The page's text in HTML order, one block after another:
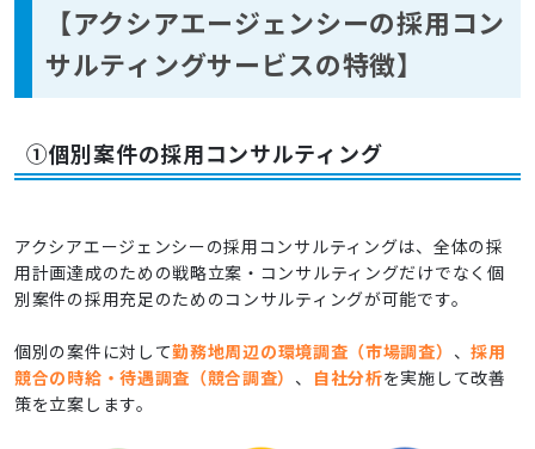
【アクシアエージェンシーの採用コン
サルティングサービスの特徴】
①個別案件の採用コンサルティング
アクシアエージェンシーの採用コンサルティングは、全体の採
用計画達成のための戦略立案・コンサルティングだけでなく個
別案件の採用充足のためのコンサルティングが可能です。
個別の案件に対して勤務地周辺の環境調査（市場調査） 、採用
競合の時給・待遇調査（競合調査） 、 自社分析を実施して改善
策を立案します。